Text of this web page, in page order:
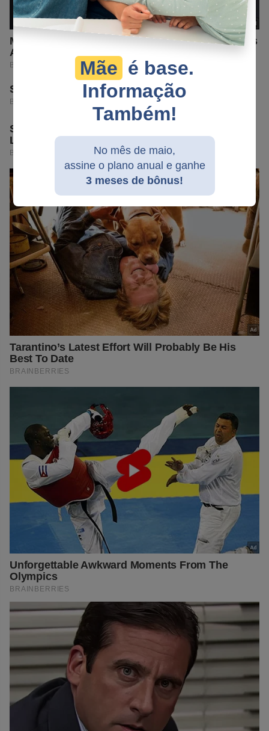
Mãe é base.
Informação
Também!
No mês de maio,
assine o plano anual e ganhe
3 meses de bônus!